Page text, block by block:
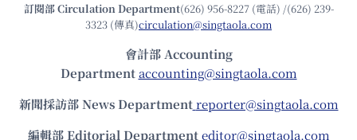
訂閱部 Circulation Department(626) 956-8227 (電話) /(626) 239-
3323 (傳真)circulation@singtaola.com
會計部 Accounting
Department accounting@singtaola.com
新聞採訪部 News Department reporter@singtaola.com
編輯部 Editorial Department editor@singtaola.com